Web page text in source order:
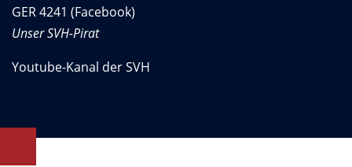
GER 4241 (Facebook)
Unser SVH-Pirat
Youtube-Kanal der SVH